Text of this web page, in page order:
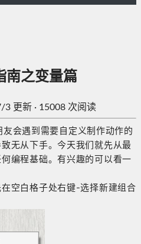
南之变量篇
3 更新 · 15008 次阅读
会遇到需要自定义制作动作的
无从下手。今天我们就先从最
编程基础。有兴趣的可以看一
空白格子处右键-选择新建组合